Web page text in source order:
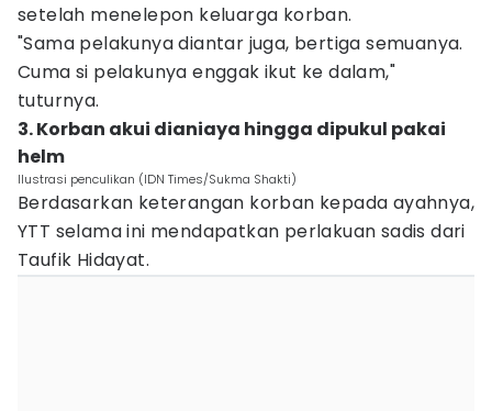
setelah menelepon keluarga korban.
"Sama pelakunya diantar juga, bertiga semuanya.
Cuma si pelakunya enggak ikut ke dalam,"
tuturnya.
3. Korban akui dianiaya hingga dipukul pakai
helm
Ilustrasi penculikan (IDN Times/Sukma Shakti)
Berdasarkan keterangan korban kepada ayahnya,
YTT selama ini mendapatkan perlakuan sadis dari
Taufik Hidayat.